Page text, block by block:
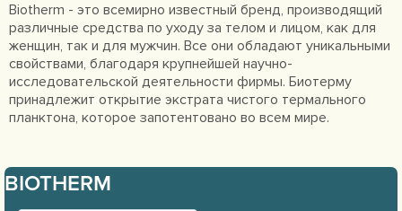
Biotherm - это всемирно известный бренд, производящий
различные средства по уходу за телом и лицом, как для
женщин, так и для мужчин. Все они обладают уникальными
свойствами, благодаря крупнейшей научно-
исследовательской деятельности фирмы. Биотерму
принадлежит открытие экстрата чистого термального
планктона, которое запотентовано во всем мире.
BIOTHERM